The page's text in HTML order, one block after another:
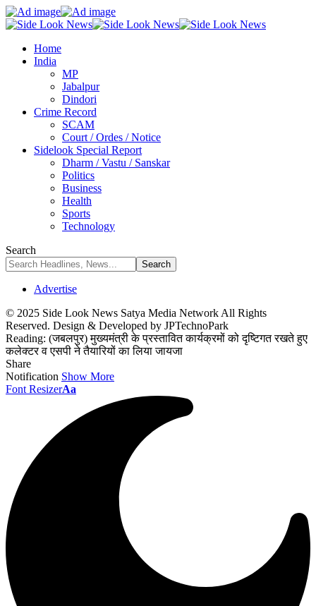
Home
India
MP
Jabalpur
Dindori
Crime Record
SCAM
Court / Ordes / Notice
Sidelook Special Report
Dharm / Vastu / Sanskar
Politics
Business
Health
Sports
Technology
Search
Advertise
© 2025 Side Look News Satya Media Network All Rights
Reserved. Design & Developed by JPTechnoPark
Reading: (जबलपुर) मुख्‍यमंत्री के प्रस्‍तावित कार्यक्रमों को दृष्टिगत रखते हुए
कलेक्‍टर व एसपी ने तैयारियों का लिया जायजा
Share
Notification Show More
Font ResizerAa